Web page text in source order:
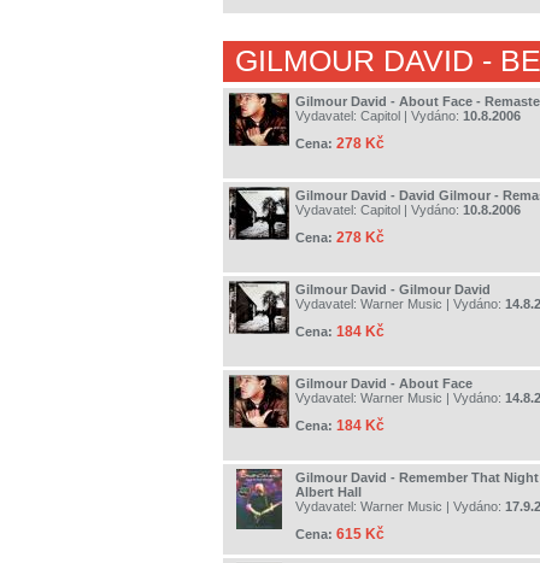
GILMOUR DAVID -
Gilmour David - About Face -
Vydavatel: Capitol | Vydáno: 10.8.2006
Cena: 278 Kč
Gilmour David - David Gilmour -
Vydavatel: Capitol | Vydáno: 10.8.2006
Cena: 278 Kč
Gilmour David - Gilmour David
Vydavatel: Warner Music | Vydáno:
Cena: 184 Kč
Gilmour David - About Face
Vydavatel: Warner Music | Vydáno:
Cena: 184 Kč
Gilmour David - Remember That
Albert Hall
Vydavatel: Warner Music | Vydáno:
Cena: 615 Kč